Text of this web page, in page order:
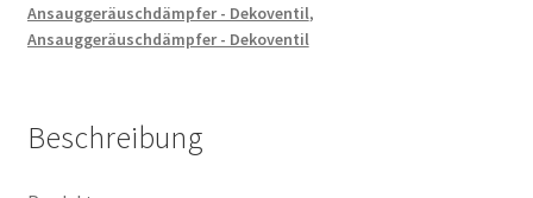
Ansauggeräuschdämpfer - Dekoventil,
Ansauggeräuschdämpfer - Dekoventil
Beschreibung